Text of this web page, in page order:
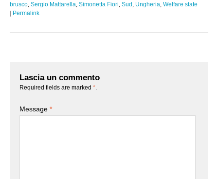
brusco Sergio Mattarella Simonetta Fiori Sud Ungheria Welfare state
| Permalink
Lascia un commento
Required fields are marked *
Message *